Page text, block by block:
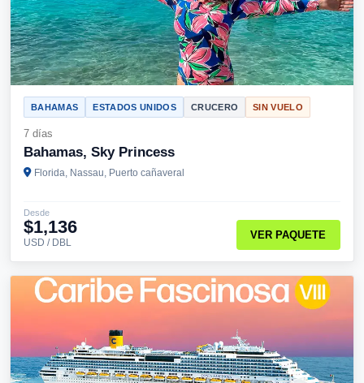
BAHAMAS ESTADOS UNIDOS CRUCERO SIN VUELO
7 días
Bahamas, Sky Princess
Florida, Nassau, Puerto cañaveral
Desde
$1,136
USD / DBL
VER PAQUETE